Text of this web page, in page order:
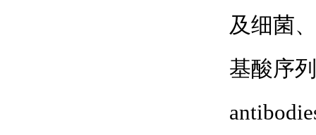
及细菌
基酸序